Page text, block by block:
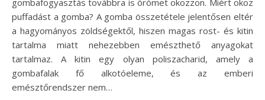
puffadást a gomba? A gomba összetétele jelentősen eltér
a hagyományos zöldségektől, hiszen magas rost- és kitin
tartalma miatt nehezebben emészthető anyagokat
tartalmaz. A kitin egy olyan poliszacharid, amely a
gombafalak fő alkotóeleme, és az emberi
emésztőrendszer nem…